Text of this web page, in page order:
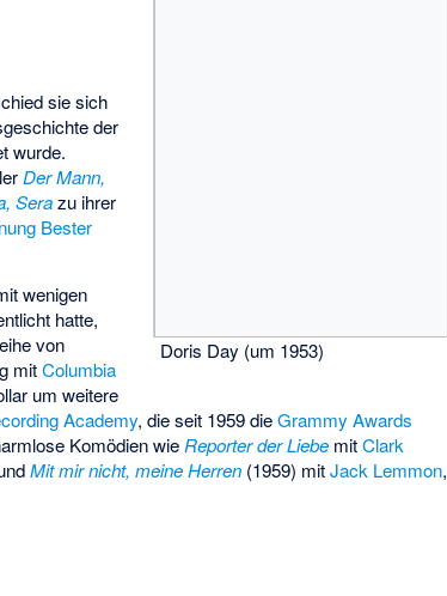
Doris Day (um 1953)
sie sich
der
wurde.
Der Mann,
Serazu ihrer
Bester
wenigen
hatte,
von
mitColumbia
um weitere
Academy, die seit 1959 dieGrammy Awards
Komödien wie Reporter der Liebe mitClark
Mit mir nicht, meine Herren (1959) mitJack Lemmon,